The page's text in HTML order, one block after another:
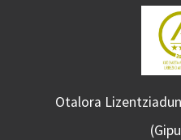
Otalora